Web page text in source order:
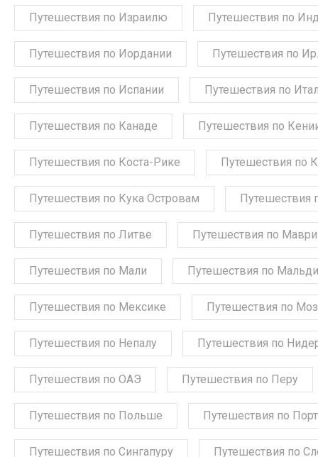
Путешествия по Израилю Путешествия по
Путешествия по Иордании Путешествия по
Путешествия по Испании Путешествия по
Путешествия по Канаде Путешествия по
Путешествия по Коста-Рике Путешествия по
Путешествия по Кука Островам Путешествия
Путешествия по Литве Путешествия по
Путешествия по Мали Путешествия по
Путешествия по Мексике Путешествия по
Путешествия по Непалу Путешествия по
Путешествия по ОАЭ Путешествия по Перу
Путешествия по Польше Путешествия по
Путешествия по Сингапуру Путешествия по